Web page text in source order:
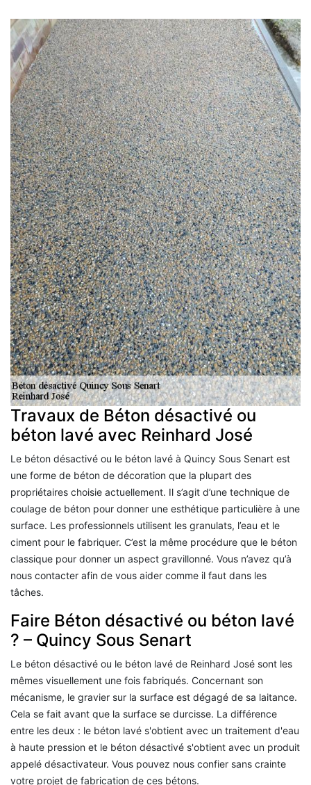
Travaux de Béton désactivé ou
béton lavé avec Reinhard José
Le béton désactivé ou le béton lavé à Quincy Sous Senart est
une forme de béton de décoration que la plupart des
propriétaires choisie actuellement. Il s’agit d’une technique de
coulage de béton pour donner une esthétique particulière à une
surface. Les professionnels utilisent les granulats, l’eau et le
ciment pour le fabriquer. C’est la même procédure que le béton
classique pour donner un aspect gravillonné. Vous n’avez qu’à
nous contacter afin de vous aider comme il faut dans les
tâches.
Faire Béton désactivé ou béton lavé
? – Quincy Sous Senart
Le béton désactivé ou le béton lavé de Reinhard José sont les
mêmes visuellement une fois fabriqués. Concernant son
mécanisme, le gravier sur la surface est dégagé de sa laitance.
Cela se fait avant que la surface se durcisse. La différence
entre les deux : le béton lavé s'obtient avec un traitement d'eau
à haute pression et le béton désactivé s'obtient avec un produit
appelé désactivateur. Vous pouvez nous confier sans crainte
votre projet de fabrication de ces bétons.